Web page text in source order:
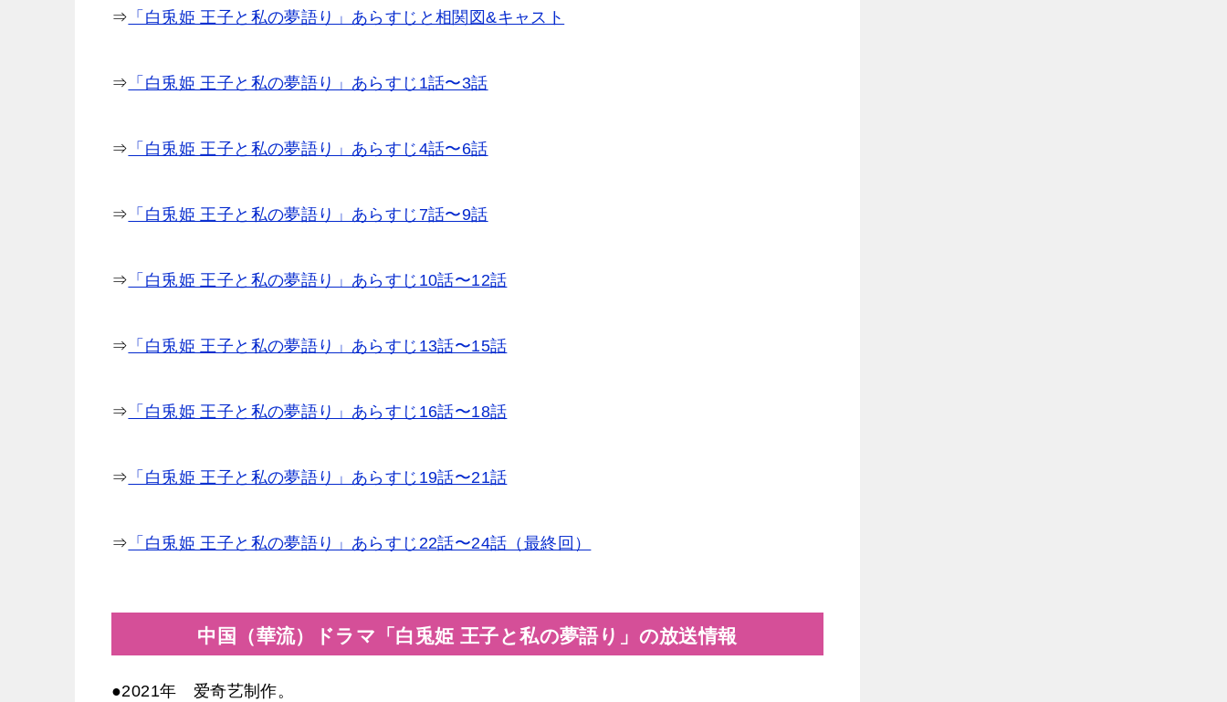
⇒ 「白兎姫 王子と私の夢語り」あらすじと相関図&キャスト
⇒ 「白兎姫 王子と私の夢語り」あらすじ1話〜3話
⇒ 「白兎姫 王子と私の夢語り」あらすじ4話〜6話
⇒ 「白兎姫 王子と私の夢語り」あらすじ7話〜9話
⇒ 「白兎姫 王子と私の夢語り」あらすじ10話〜12話
⇒ 「白兎姫 王子と私の夢語り」あらすじ13話〜15話
⇒ 「白兎姫 王子と私の夢語り」あらすじ16話〜18話
⇒ 「白兎姫 王子と私の夢語り」あらすじ19話〜21話
⇒ 「白兎姫 王子と私の夢語り」あらすじ22話〜24話（最終回）
中国（華流）ドラマ「白兎姫 王子と私の夢語り」の放送情報
●2021年 爱奇艺制作。